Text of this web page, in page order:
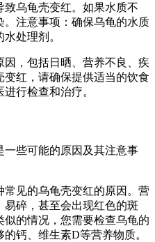
致乌龟壳变红。如果水质不
注意事项：确保乌龟的水质
处理剂。
，包括日晒、营养不良、疾
红，请确保提供适当的饮食
行检查和治疗。
些可能的原因及其注意事
常见的乌龟壳变红的原因。营
碎，甚至会出现红色的斑
的情况，您需要检查乌龟的
钙、维生素D等营养物质。